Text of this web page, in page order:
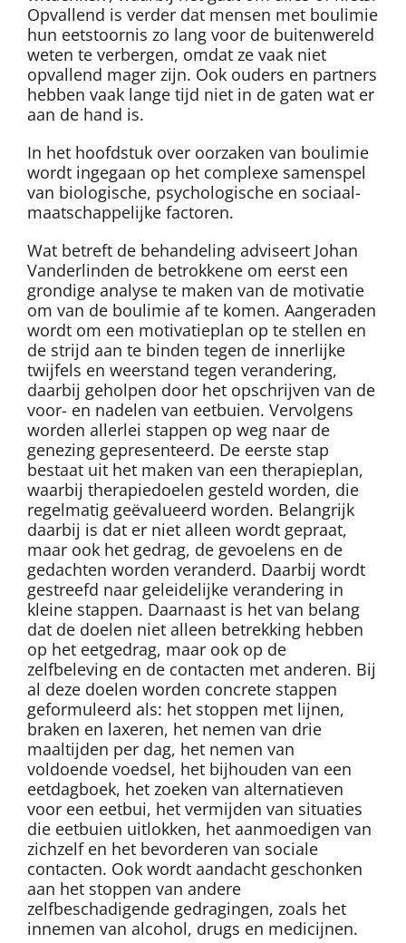
Opvallend is verder dat mensen met boulimie
hun eetstoornis zo lang voor de buitenwereld
weten te verbergen, omdat ze vaak niet
opvallend mager zijn. Ook ouders en partners
hebben vaak lange tijd niet in de gaten wat er
aan de hand is.
In het hoofdstuk over oorzaken van boulimie
wordt ingegaan op het complexe samenspel
van biologische, psychologische en sociaal-
maatschappelijke factoren.
Wat betreft de behandeling adviseert Johan
Vanderlinden de betrokkene om eerst een
grondige analyse te maken van de motivatie
om van de boulimie af te komen. Aangeraden
wordt om een motivatieplan op te stellen en
de strijd aan te binden tegen de innerlijke
twijfels en weerstand tegen verandering,
daarbij geholpen door het opschrijven van de
voor- en nadelen van eetbuien. Vervolgens
worden allerlei stappen op weg naar de
genezing gepresenteerd. De eerste stap
bestaat uit het maken van een therapieplan,
waarbij therapiedoelen gesteld worden, die
regelmatig geëvalueerd worden. Belangrijk
daarbij is dat er niet alleen wordt gepraat,
maar ook het gedrag, de gevoelens en de
gedachten worden veranderd. Daarbij wordt
gestreefd naar geleidelijke verandering in
kleine stappen. Daarnaast is het van belang
dat de doelen niet alleen betrekking hebben
op het eetgedrag, maar ook op de
zelfbeleving en de contacten met anderen. Bij
al deze doelen worden concrete stappen
geformuleerd als: het stoppen met lijnen,
braken en laxeren, het nemen van drie
maaltijden per dag, het nemen van
voldoende voedsel, het bijhouden van een
eetdagboek, het zoeken van alternatieven
voor een eetbui, het vermijden van situaties
die eetbuien uitlokken, het aanmoedigen van
zichzelf en het bevorderen van sociale
contacten. Ook wordt aandacht geschonken
aan het stoppen van andere
zelfbeschadigende gedragingen, zoals het
innemen van alcohol, drugs en medicijnen.